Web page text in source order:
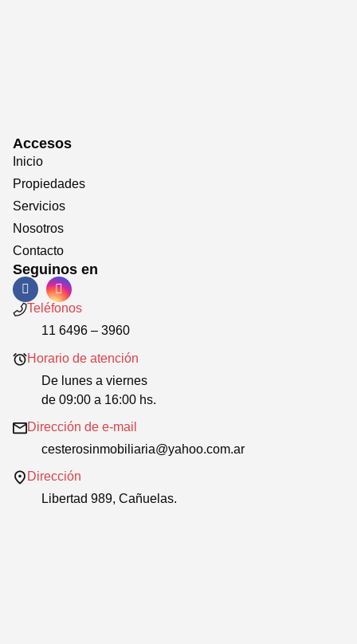
Accesos
Inicio
Propiedades
Servicios
Nosotros
Contacto
Seguinos en
Teléfonos
11 6496 – 3960
Horario de atención
De lunes a viernes
de 09:00 a 16:00 hs.
Dirección de e-mail
cesterosinmobiliaria@yahoo.com.ar
Dirección
Libertad 989, Cañuelas.